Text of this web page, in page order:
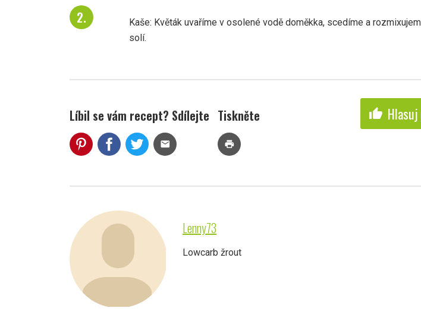
Kaše: Květák uvaříme v osolené vodě doměkka, scedíme a
solí.
Líbil se vám recept? Sdílejte
mail
Tiskněte
print
thumb_up
Lenny73
Lowcarb žrout